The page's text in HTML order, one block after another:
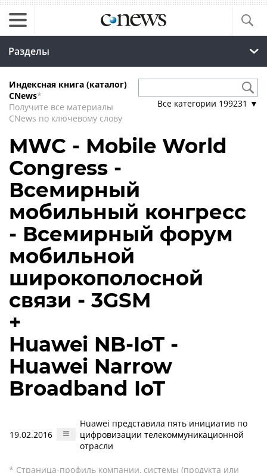
Разделы
Индексная книга (каталог)
CNews*
Получите все материалы
CNews по ключевому слову
Все категории 199231 ▼
MWC - Mobile World
Congress -
Всемирный
мобильный конгресс
- Всемирный форум
мобильной
широкополосной
связи - 3GSM
+
Huawei NB-IoT -
Huawei Narrow
Broadband IoT
19.02.2016
Huawei представила пять инициатив по
цифровизации телекоммуникационной
отрасли
* Страница-профиль компании, системы (продукта или